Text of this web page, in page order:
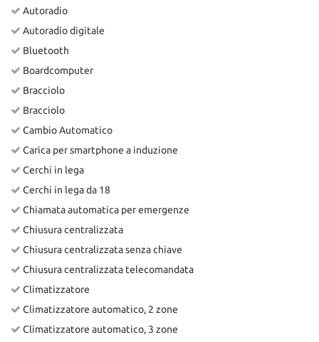
Autoradio
Autoradio digitale
Bluetooth
Boardcomputer
Bracciolo
Bracciolo
Cambio Automatico
Carica per smartphone a induzione
Cerchi in lega
Cerchi in lega da 18
Chiamata automatica per emergenze
Chiusura centralizzata
Chiusura centralizzata senza chiave
Chiusura centralizzata telecomandata
Climatizzatore
Climatizzatore automatico, 2 zone
Climatizzatore automatico, 3 zone